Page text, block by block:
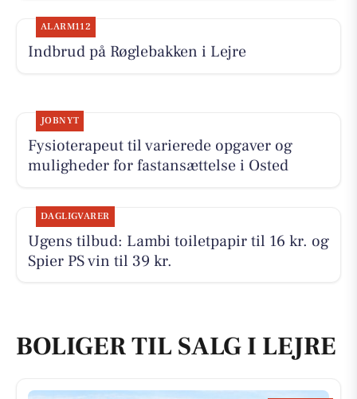
ALARM112
Indbrud på Røglebakken i Lejre
JOBNYT
Fysioterapeut til varierede opgaver og
muligheder for fastansættelse i Osted
DAGLIGVARER
Ugens tilbud: Lambi toiletpapir til 16 kr. og
Spier PS vin til 39 kr.
BOLIGER TIL SALG I LEJRE